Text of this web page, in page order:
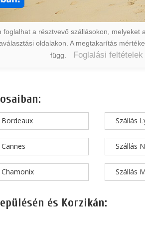
a résztvevő szállásokon, melyeket
oldalakon. A megtakarítás
függ.
Foglalási feltételek
Bordeaux
Chamonix
Szállás
Szállás
Szállás
és Korzikán: